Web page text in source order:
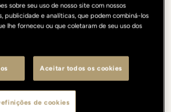
para compartilhar,
para lembrar
meio de um calendário curado de
sazonais e experiências
que ganha vida em nossas
sobre seu uso de nosso site com nossos
publicidade e analíticas, que podem combiná-los
lhe forneceu ou que coletaram de seu uso dos
Aceitar todos os cookies
de cookies